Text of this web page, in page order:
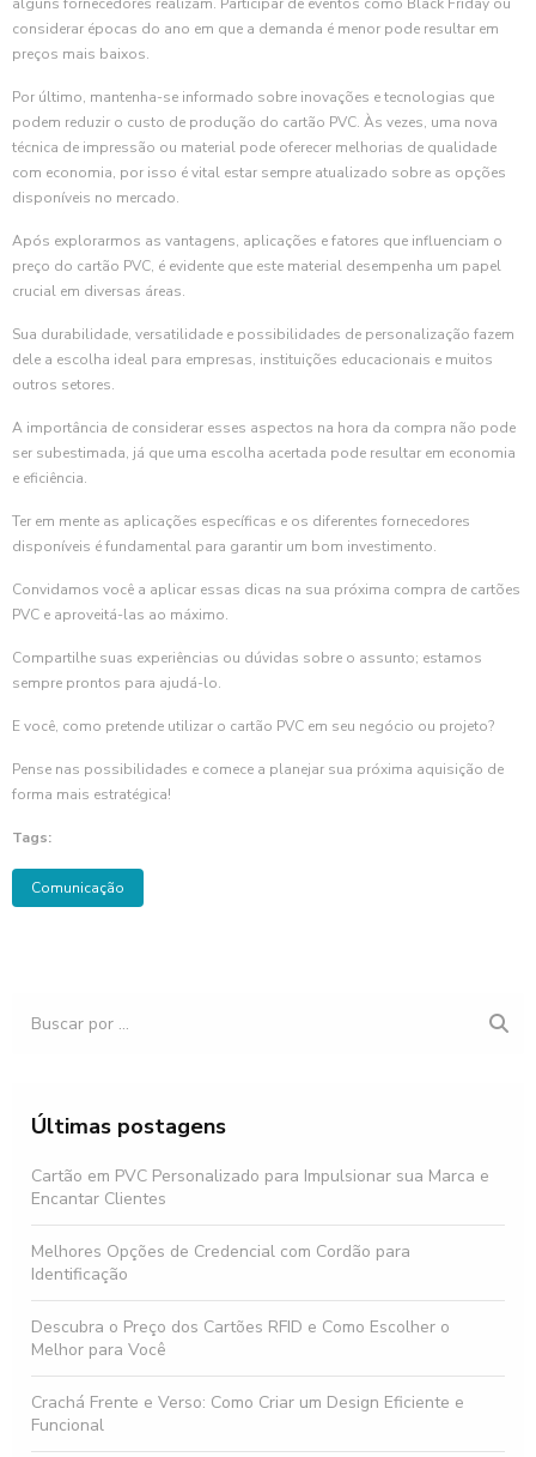
considerar épocas do ano em que a demanda é menor pode resultar em
preços mais baixos.
Por último, mantenha-se informado sobre inovações e tecnologias que
podem reduzir o custo de produção do cartão PVC. Às vezes, uma nova
técnica de impressão ou material pode oferecer melhorias de qualidade
com economia, por isso é vital estar sempre atualizado sobre as opções
disponíveis no mercado.
Após explorarmos as vantagens, aplicações e fatores que influenciam o
preço do cartão PVC, é evidente que este material desempenha um papel
crucial em diversas áreas.
Sua durabilidade, versatilidade e possibilidades de personalização fazem
dele a escolha ideal para empresas, instituições educacionais e muitos
outros setores.
A importância de considerar esses aspectos na hora da compra não pode
ser subestimada, já que uma escolha acertada pode resultar em economia
e eficiência.
Ter em mente as aplicações específicas e os diferentes fornecedores
disponíveis é fundamental para garantir um bom investimento.
Convidamos você a aplicar essas dicas na sua próxima compra de cartões
PVC e aproveitá-las ao máximo.
Compartilhe suas experiências ou dúvidas sobre o assunto; estamos
sempre prontos para ajudá-lo.
E você, como pretende utilizar o cartão PVC em seu negócio ou projeto?
Pense nas possibilidades e comece a planejar sua próxima aquisição de
forma mais estratégica!
Tags:
Comunicação
Últimas postagens
Cartão em PVC Personalizado para Impulsionar sua Marca e
Encantar Clientes
Melhores Opções de Credencial com Cordão para
Identificação
Descubra o Preço dos Cartões RFID e Como Escolher o
Melhor para Você
Crachá Frente e Verso: Como Criar um Design Eficiente e
Funcional